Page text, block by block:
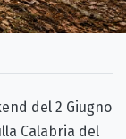
del 2 Giugno
Calabria del